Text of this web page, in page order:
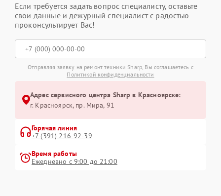
Если требуется задать вопрос специалисту, оставьте
свои данные и дежурный специалист с радостью
проконсультирует Вас!
Отправляя заявку на ремонт техники Sharp, Вы соглашаетесь с
Политикой конфиденциальности
Адрес сервисного центра Sharp в Красноярске:
г. Красноярск, ​пр. Мира, 91
Горячая линия
+7 (391) 216-92-39
Время работы
Ежедневно с 9:00 до 21:00